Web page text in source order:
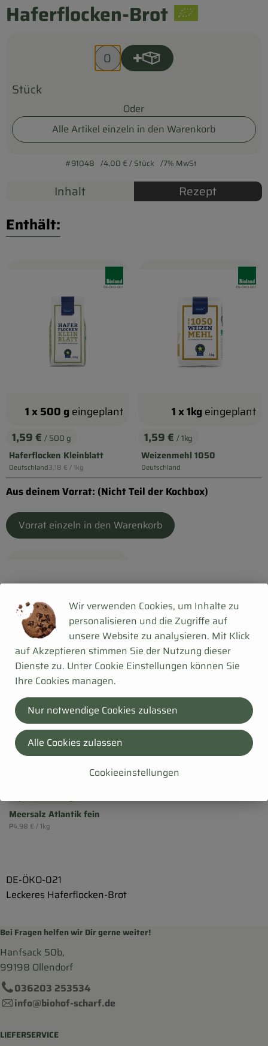
Entspannt durch die FERIEN
Backwaren
Vorratskammer
Getränke
Haus & Garten
Pferdepension & Reitbetrieb
Firmenkunden
Haferflocken-Brot
Anzahl Produkt zum Warenkorb
Stück
Oder
Alle Artikel einzeln in den Warenkorb
#91048 4,00 €/ Stück 7% MwSt
Inhalt Rezept
Enthält:
, Preis:
1,59 € / 500 g
Haferflocken Kleinblatt
, Herkunft:
Deutschland, Referenzpreis:
3,18 € / 1kg
1 x 500 geingeplant
, Kontrollstelle:
DE-ÖKO-007
, Preis:
1,59 €/ 1kg
Weizenmehl 1050
, Herkunft:
Deutschland
1 x 1kgeingeplant
, Kontrollstelle:
DE-ÖKO-007
Aus deinem Vorrat: (Nicht Teil der Kochbox)
Vorrat einzeln in den Warenkorb
, Preis:
Meersalz Atlantik fein
, Herkunft:
P, Referenzpreis:
4,98 € / 1kg
eingeplant
, Verband:
DE-ÖKO-021
Leckeres Haferflocken-Brot
Bei Fragen helfen wir Dir gerne weiter!
Hanfsack 50b,
99198 Ollendorf
036203 253534
info@biohof-scharf.de
LIEFERSERVICE
Wir verwenden Cookies, um Inhalte zu
personalisieren und die Zugriffe auf
unsere Website zu analysieren. Mit Klick
auf Akzeptieren stimmen Sie der Nutzung dieser
Dienste zu. Unter Cookie Einstellungen können Sie
Ihre Cookies managen.
Cookieeinstellungen
Nur notwendige Cookies zulassen
Alle Cookies zulassen